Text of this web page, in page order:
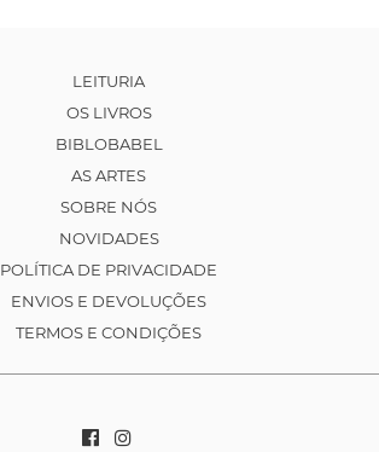
LEITURIA
OS LIVROS
BIBLOBABEL
AS ARTES
SOBRE NÓS
NOVIDADES
POLÍTICA DE PRIVACIDADE
ENVIOS E DEVOLUÇÕES
TERMOS E CONDIÇÕES